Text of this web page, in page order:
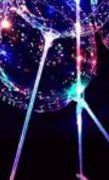
gösteri ponponu